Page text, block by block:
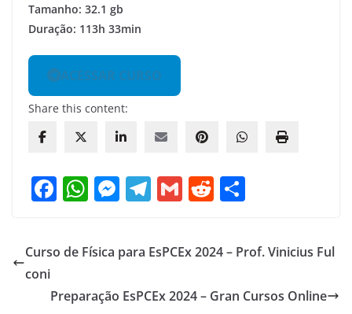
Tamanho: 32.1 gb
Duração: 113h 33min
ACESSAR CURSO
Share this content:
F
e
b
W
at
s
A
M
e
n
T
e
gr
a
G
ai
l
R
d
di
t
ar
e
Curso de Física para EsPCEx 2024 – Prof. Vinicius Ful
coni
Preparação EsPCEx 2024 – Gran Cursos Online